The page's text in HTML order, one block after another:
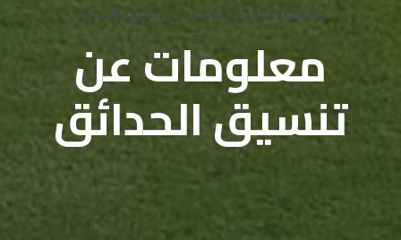
Home Garden
»معلومات عن تنسيق الحدائق
معلومات عن
تنسيق الحدائق